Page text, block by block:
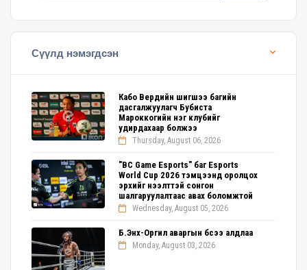
Сүүлд нэмэгдсэн
Кабо Вердийн шигшээ багийн
дасгалжуулагч Бубиста
Мароккогийн нэг клубийг
удирдахаар болжээ
Thursday, August 06, 2026
"BC Game Esports" баг Esports
World Cup 2026 тэмцээнд оролцох
эрхийг нээлттэй сонгон
шалгаруулалтаас авах боломжтой
Wednesday, August 05, 2026
Б.Энх-Оргил аваргын бүсээ алдлаа
Monday, August 03, 2026